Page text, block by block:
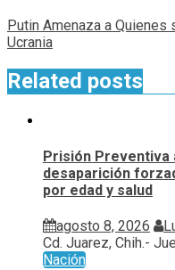
Putin Amenaza a Quienes
Ucrania
Related posts
Prisión Preventiva
desaparición
por edad y salud
agosto 8, 2026
Cd. Juarez, Chih.-
Nación